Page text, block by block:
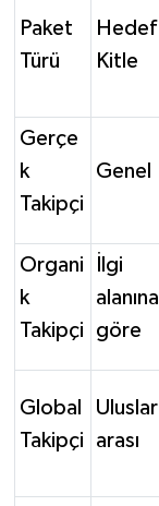
Paket
Türü
Hedef
Kitle
Gerçe
k
Takipçi
Genel
Organi
k
Takipçi
İlgi
alanına
göre
Global
Takipçi
Uluslar
arası